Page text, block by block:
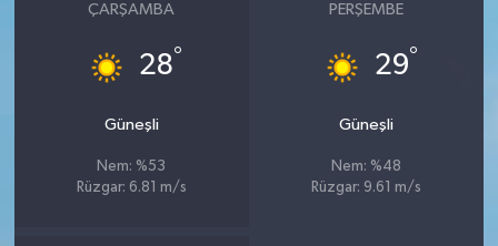
ÇARŞAMBA
28°
Güneşli
Nem: %53
Rüzgar: 6.81 m/s
PERŞEMBE
29°
Güneşli
Nem: %48
Rüzgar: 9.61 m/s